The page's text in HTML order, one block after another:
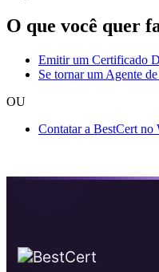
O que você quer
Emitir um Certificado
Se tornar um Agente
OU
Contatar a BestCert no